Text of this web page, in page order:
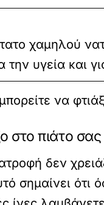
χαμηλού
την υγεία και
να
στο πιάτο σας
δεν
σημαίνει ότι